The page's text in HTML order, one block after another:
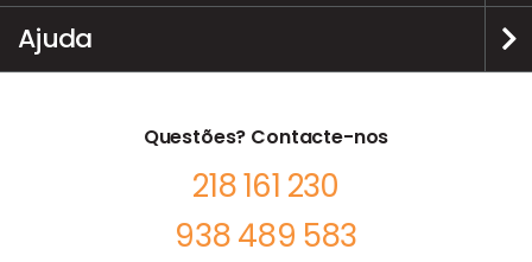
Ajuda
Questões? Contacte-nos
218 161 230
938 489 583